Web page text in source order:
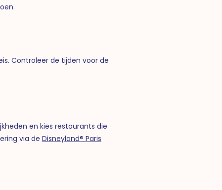
Controleer de tijden voor de
en kies restaurants die
via de Disneyland® Paris